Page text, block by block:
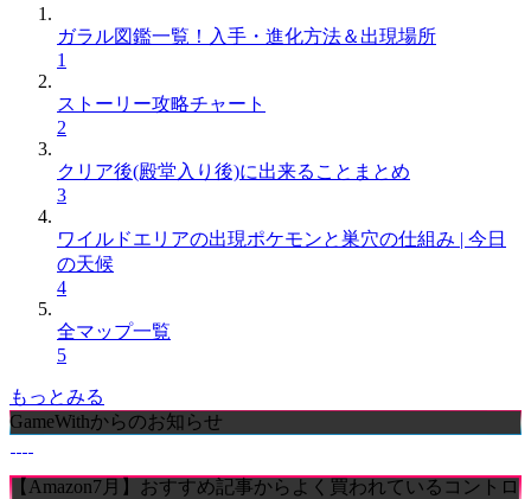
ガラル図鑑一覧！入手・進化方法＆出現場所
1
ストーリー攻略チャート
2
クリア後(殿堂入り後)に出来ることまとめ
3
ワイルドエリアの出現ポケモンと巣穴の仕組み | 今日
の天候
4
全マップ一覧
5
もっとみる
GameWithからのお知らせ
【Amazon7月】おすすめ記事からよく買われているコントロ